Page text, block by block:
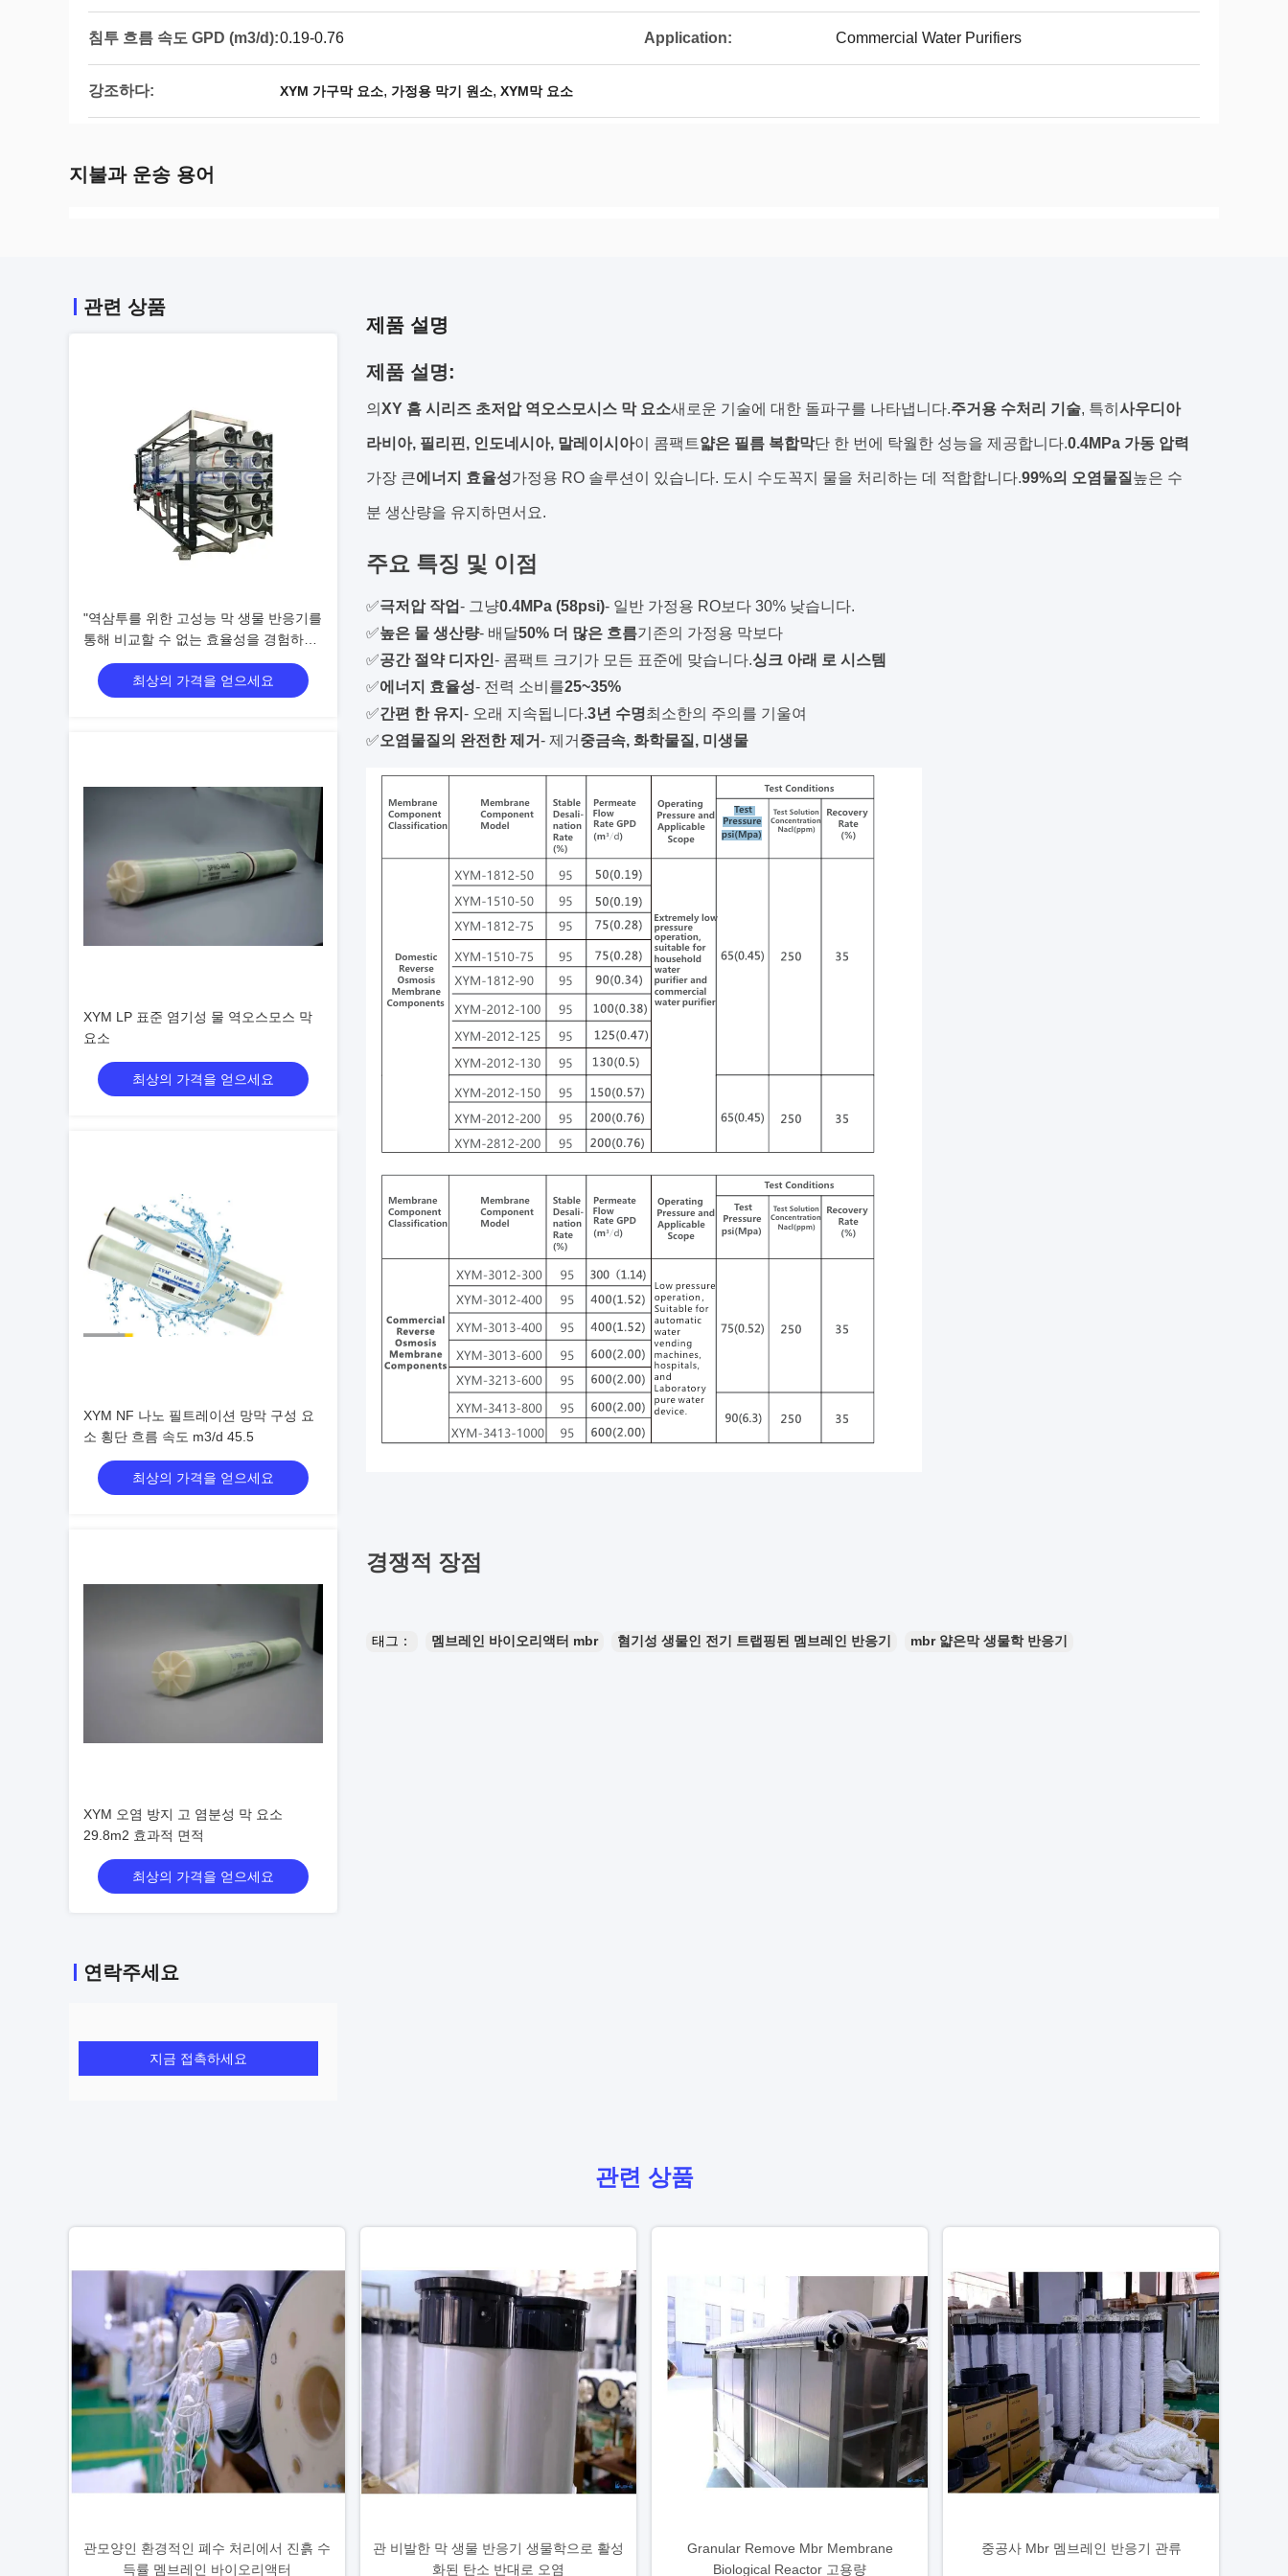
침투 흐름 속도 GPD (m3/d):0.19-0.76 Application: Commercial Water Purifiers
강조하다: XYM 가구막 요소, 가정용 막기 원소, XYM막 요소
지불과 운송 용어
관련 상품
"역삼투를 위한 고성능 막 생물 반응기를
통해 비교할 수 없는 효율성을 경험하세
최상의 가격을 얻으세요
XYM LP 표준 염기성 물 역오스모스 막
요소
최상의 가격을 얻으세요
XYM NF 나노 필트레이션 망막 구성 요
소 횡단 흐름 속도 m3/d 45.5
최상의 가격을 얻으세요
XYM 오염 방지 고 염분성 막 요소
29.8m2 효과적 면적
최상의 가격을 얻으세요
연락주세요
지금 접촉하세요
제품 설명
제품 설명:
의 XY 홈 시리즈 초저압 역오스모시스 막 요소새로운 기술에 대한 돌파구를 나타냅니다.주거용 수처리 기술, 특히 사우디아
라비아, 필리핀, 인도네시아, 말레이시아이 콤팩트 얇은 필름 복합막단 한 번에 탁월한 성능을 제공합니다.0.4MPa 가동 압력
가장 큰에너지 효율성가정용 RO 솔루션이 있습니다. 도시 수도꼭지 물을 처리하는 데 적합합니다.99%의 오염물질 높은 수
분 생산량을 유지하면서요.
주요 특징 및 이점
✅극저압 작업- 그냥0.4MPa (58psi)- 일반 가정용 RO보다 30% 낮습니다.
✅높은 물 생산량- 배달50% 더 많은 흐름기존의 가정용 막보다
✅공간 절약 디자인- 콤팩트 크기가 모든 표준에 맞습니다.싱크 아래 로 시스템
✅에너지 효율성- 전력 소비를25~35%
✅간편 한 유지 - 오래 지속됩니다.3년 수명최소한의 주의를 기울여
✅오염물질의 완전한 제거- 제거 중금속, 화학물질, 미생물
경쟁적 장점
태그： 멤브레인 바이오리액터 mbr 혐기성 생물인 전기 트랩핑된 멤브레인 반응기 mbr 얇은막 생물학 반응기
관련 상품
관모양인 환경적인 폐수 처리에서 진흙 수
득률 멤브레인 바이오리액터
관 비발한 막 생물 반응기 생물학으로 활성
화된 탄소 반대로 오염
Granular Remove Mbr Membrane
Biological Reactor 고용량
중공사 Mbr 멤브레인 반응기 관류